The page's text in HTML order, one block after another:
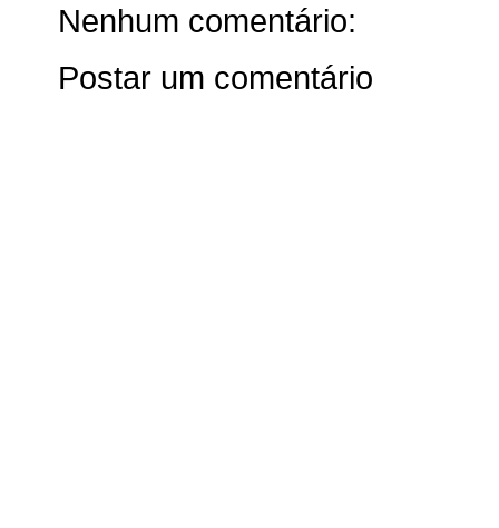
Nenhum comentário:
Postar um comentário